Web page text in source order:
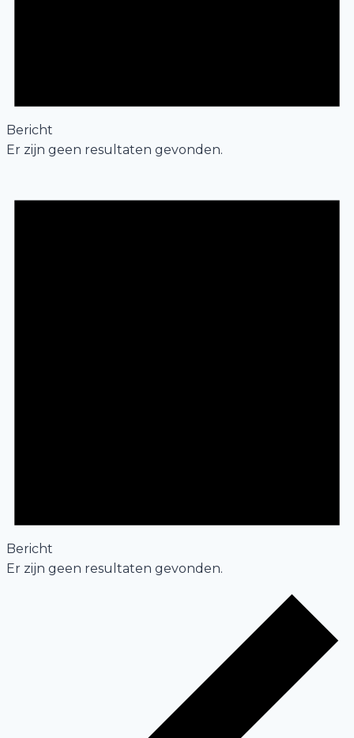
Bericht
Er zijn geen resultaten gevonden.
Bericht
Er zijn geen resultaten gevonden.